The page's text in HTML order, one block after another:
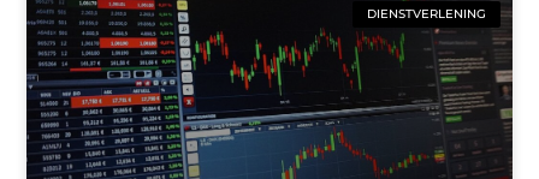
DIENSTVERLENING